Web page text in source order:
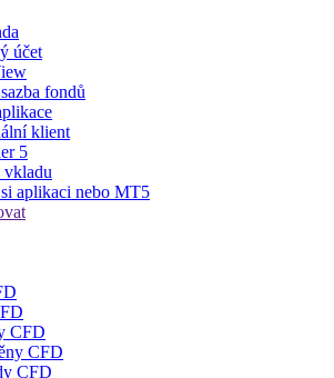
účet
fondů
klient
5
vkladu
aplikaci nebo MT5
CFD
CFD
CFD